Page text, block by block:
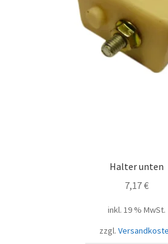
Halter unten
7,17€
inkl. 19 % MwSt.
zzgl.